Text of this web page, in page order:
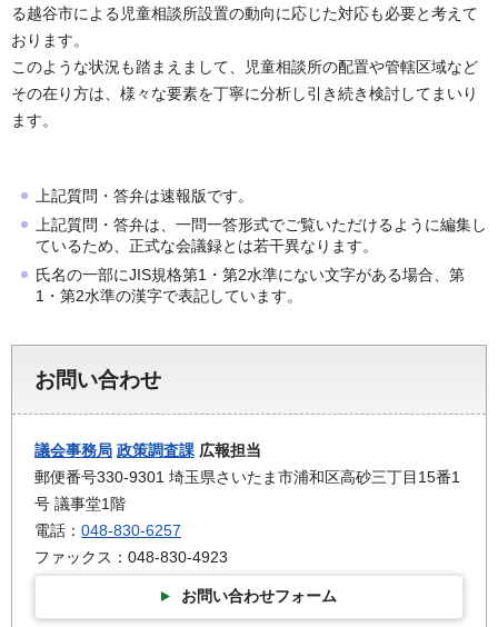
る越谷市による児童相談所設置の動向に応じた対応も必要と考えて
おります。
このような状況も踏まえまして、児童相談所の配置や管轄区域など
その在り方は、様々な要素を丁寧に分析し引き続き検討してまいり
ます。
上記質問・答弁は速報版です。
上記質問・答弁は、一問一答形式でご覧いただけるように編集し
ているため、正式な会議録とは若干異なります。
氏名の一部にJIS規格第1・第2水準にない文字がある場合、第
1・第2水準の漢字で表記しています。
お問い合わせ
議会事務局 政策調査課 広報担当
郵便番号330-9301 埼玉県さいたま市浦和区高砂三丁目15番1
号 議事堂1階
電話： 048-830-6257
ファックス：048-830-4923
お問い合わせフォーム